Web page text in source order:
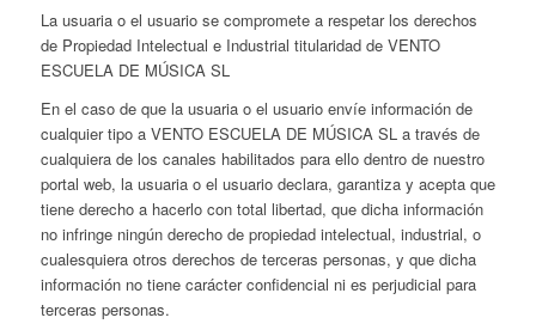
La usuaria o el usuario se compromete a respetar los derechos
de Propiedad Intelectual e Industrial titularidad de VENTO
ESCUELA DE MÚSICA SL
En el caso de que la usuaria o el usuario envíe información de
cualquier tipo a VENTO ESCUELA DE MÚSICA SL a través de
cualquiera de los canales habilitados para ello dentro de nuestro
portal web, la usuaria o el usuario declara, garantiza y acepta que
tiene derecho a hacerlo con total libertad, que dicha información
no infringe ningún derecho de propiedad intelectual, industrial, o
cualesquiera otros derechos de terceras personas, y que dicha
información no tiene carácter confidencial ni es perjudicial para
terceras personas.